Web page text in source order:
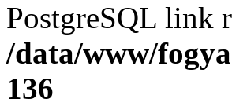
PostgreSQL link
/data/www/
136